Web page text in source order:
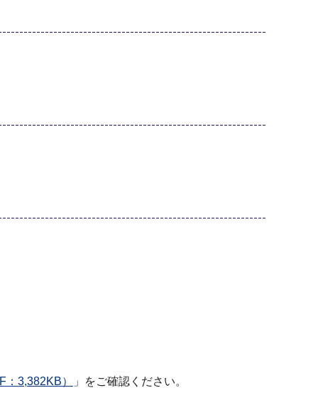
3,382KB） 」をご確認ください。